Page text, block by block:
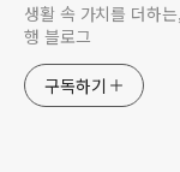
생활 속 가치를 더하
행 블로그
구독하기